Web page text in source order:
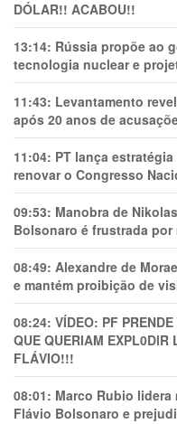
DÓLAR!! ACABOU!!
13:14: Rússia propõe ao
tecnologia nuclear e
11:43: Levantamento
após 20 anos de
11:04: PT lança
renovar o Congresso
09:53: Manobra de
Bolsonaro é frustrada por
08:49: Alexandre de
e mantém proibição de
08:24: VÍDEO: PF
QUE QUERIAM
FLÁVIO!!!
08:01: Marco Rubio lidera
Flávio Bolsonaro e